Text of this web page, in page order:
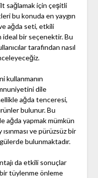
sağlamak için çeşitli
bu konuda en yaygın
ağda seti, etkili
bir seçenektir. Bu
tarafından nasıl
kullanmanın
dile
ağda tenceresi,
bulunur. Bu
ağda yapmak mümkün
ve pürüzsüz bir
bulunmaktadır.
da etkili sonuçlar
tüylenme önleme